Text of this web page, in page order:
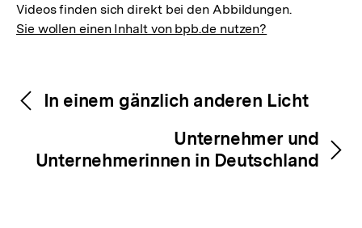
Videos finden sich direkt bei den Abbildungen.
Sie wollen einen Inhalt von bpb.de nutzen?
Inhaltsnavigation
Inhaltsnavigation
In einem gänzlich anderen Licht
Unternehmer und
Unternehmerinnen in Deutschland